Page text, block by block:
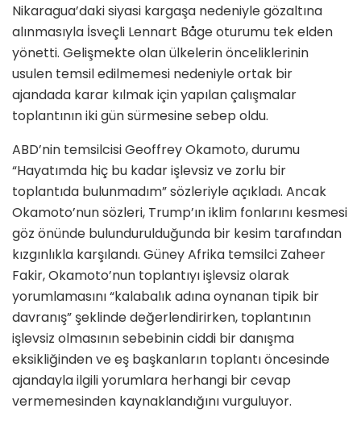
Nikaragua’daki siyasi kargaşa nedeniyle gözaltına
alınmasıyla İsveçli Lennart Båge oturumu tek elden
yönetti. Gelişmekte olan ülkelerin önceliklerinin
usulen temsil edilmemesi nedeniyle ortak bir
ajandada karar kılmak için yapılan çalışmalar
toplantının iki gün sürmesine sebep oldu.
ABD’nin temsilcisi Geoffrey Okamoto, durumu
“Hayatımda hiç bu kadar işlevsiz ve zorlu bir
toplantıda bulunmadım” sözleriyle açıkladı. Ancak
Okamoto’nun sözleri, Trump’ın iklim fonlarını kesmesi
göz önünde bulundurulduğunda bir kesim tarafından
kızgınlıkla karşılandı. Güney Afrika temsilci Zaheer
Fakir, Okamoto’nun toplantıyı işlevsiz olarak
yorumlamasını “kalabalık adına oynanan tipik bir
davranış” şeklinde değerlendirirken, toplantının
işlevsiz olmasının sebebinin ciddi bir danışma
eksikliğinden ve eş başkanların toplantı öncesinde
ajandayla ilgili yorumlara herhangi bir cevap
vermemesinden kaynaklandığını vurguluyor.